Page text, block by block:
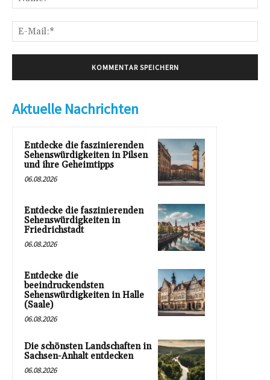
Aktuelle Nachrichten
Entdecke die faszinierenden
Sehenswürdigkeiten in Pilsen
und ihre Geheimtipps
06.08.2026
Entdecke die faszinierenden
Sehenswürdigkeiten in
Friedrichstadt
06.08.2026
Entdecke die
beeindruckendsten
Sehenswürdigkeiten in Halle
(Saale)
06.08.2026
Die schönsten Landschaften in
Sachsen-Anhalt entdecken
06.08.2026